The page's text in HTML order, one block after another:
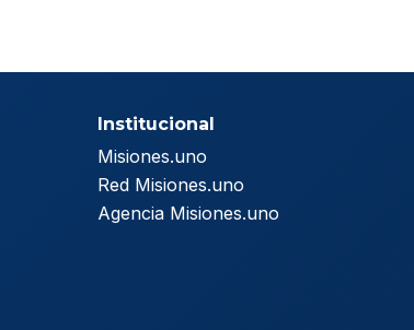
Institucional
Misiones.uno
Red Misiones.uno
Agencia Misiones.uno